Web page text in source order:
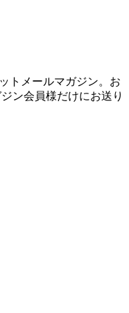
トメールマガジン。お
ン会員様だけにお送り